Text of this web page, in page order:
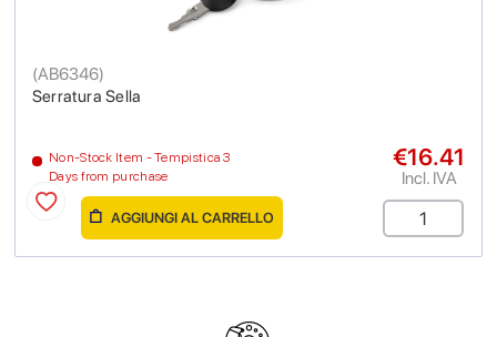
Serratura Sella
(AB6346)
Non-Stock Item - Tempistica 3
Days from purchase
€16.41
Incl. IVA
AGGIUNGI AL CARRELLO